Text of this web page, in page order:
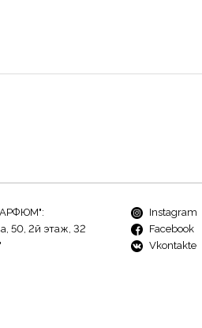
50, 2й этаж, 32
Instagram
Facebook
Vkontakte